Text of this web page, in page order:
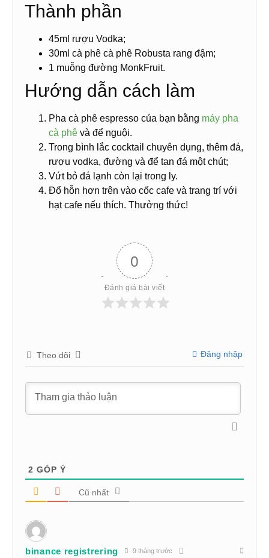
Thành phần
45ml rượu Vodka;
30ml cà phê cà phê Robusta rang đậm;
1 muỗng đường MonkFruit.
Hướng dẫn cách làm
Pha cà phê espresso của bạn bằng máy pha
cà phê và để nguội.
Trong bình lắc cocktail chuyên dụng, thêm đá,
rượu vodka, đường và để tan đá một chút;
Vứt bỏ đá lạnh còn lại trong ly.
Đổ hỗn hơn trên vào cốc cafe và trang trí với
hạt cafe nếu thích. Thưởng thức!
0
Đánh giá bài viết
Theo dõi Đăng nhập
2 GÓP Ý
Cũ nhất
binance registrering 9 tháng trước